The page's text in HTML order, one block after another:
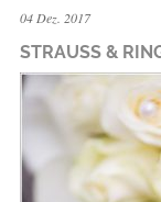
04 Dez. 2017
STRAUSS &